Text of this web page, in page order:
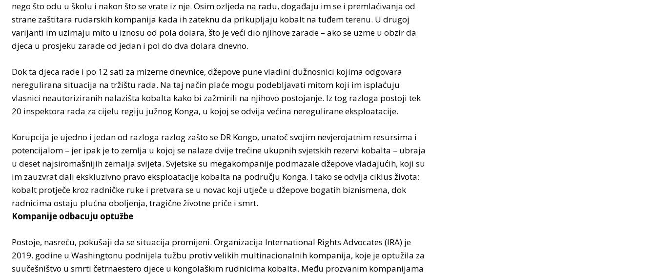
nego što odu u školu i nakon što se vrate iz nje. Osim ozljeda na radu, događaju im se i premlaćivanja od
strane zaštitara rudarskih kompanija kada ih zateknu da prikupljaju kobalt na tuđem terenu. U drugoj
varijanti im uzimaju mito u iznosu od pola dolara, što je veći dio njihove zarade – ako se uzme u obzir da
djeca u prosjeku zarade od jedan i pol do dva dolara dnevno.
Dok ta djeca rade i po 12 sati za mizerne dnevnice, džepove pune vladini dužnosnici kojima odgovara
neregulirana situacija na tržištu rada. Na taj način plaće mogu podebljavati mitom koji im isplaćuju
vlasnici neautoriziranih nalazišta kobalta kako bi zažmirili na njihovo postojanje. Iz tog razloga postoji tek
20 inspektora rada za cijelu regiju južnog Konga, u kojoj se odvija većina neregulirane eksploatacije.
Korupcija je ujedno i jedan od razloga razlog zašto se DR Kongo, unatoč svojim nevjerojatnim resursima i
potencijalom – jer ipak je to zemlja u kojoj se nalaze dvije trećine ukupnih svjetskih rezervi kobalta – ubraja
u deset najsiromašnijih zemalja svijeta. Svjetske su megakompanije podmazale džepove vladajućih, koji su
im zauzvrat dali ekskluzivno pravo eksploatacije kobalta na području Konga. I tako se odvija ciklus života:
kobalt protječe kroz radničke ruke i pretvara se u novac koji utječe u džepove bogatih biznismena, dok
radnicima ostaju plućna oboljenja, tragične životne priče i smrt.
Kompanije odbacuju optužbe
Postoje, nasreću, pokušaji da se situacija promijeni. Organizacija International Rights Advocates (IRA) je
2019. godine u Washingtonu podnijela tužbu protiv velikih multinacionalnih kompanija, koje je optužila za
suučešništvo u smrti četrnaestero djece u kongolaškim rudnicima kobalta. Među prozvanim kompanijama